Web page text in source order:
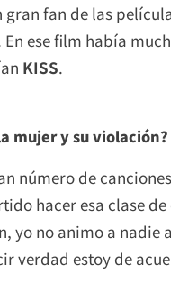
gran fan de las
ese film había
KISS.
mujer y su violación?
número de
hacer esa clase
yo no animo a
verdad estoy de